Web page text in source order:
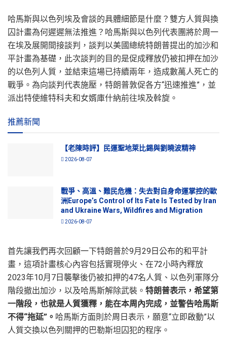
哈馬斯與以色列埃及會談的具體細節是什麼？雙方人質與換
囚計畫為何遲遲無法推進？哈馬斯與以色列代表團將於周一
在埃及展開間接談判，談判以美國總統特朗普提出的加沙和
平計畫為基礎，此次談判的目的是促成釋放仍被扣押在加沙
的以色列人質，並結束這場已持續兩年，造成數萬人死亡的
戰爭。為向談判代表施壓，特朗普敦促各方“迅速推進”，並
派出特使維特科夫和女婿庫什納前往埃及斡旋。
推薦新聞
【老陳時評】民運聖地萊比錫與劉曉波精神
2026-08-07
戰爭、高溫、難民危機：失去對自身命運掌控的歐
洲Europe’s Control of Its Fate Is Tested by Iran
and Ukraine Wars, Wildfires and Migration
2026-08-07
首先讓我們再次回顧一下特朗普於9月29日公布的和平計
畫，這項計畫核心內容包括實現停火、在72小時內釋放
2023年10月7日襲擊後仍被扣押的47名人質、以色列軍隊分
階段撤出加沙，以及哈馬斯解除武裝。 特朗普表示，希望第
一階段，也就是人質獲釋，能在本周內完成，並警告哈馬斯
不得“拖延”。 哈馬斯方面則於周日表示，願意“立即啟動”以
人質交換以色列關押的巴勒斯坦囚犯的程序。